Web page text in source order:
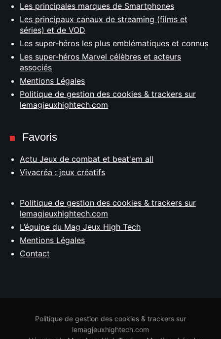
Les principales marques de Smartphones
Les principaux canaux de streaming (films et
séries) et de VOD
Les super-héros les plus emblématiques et connus
Les super-héros Marvel célèbres et acteurs
associés
Mentions Légales
Politique de gestion des cookies & trackers sur
lemagjeuxhightech.com
Favoris
Actu Jeux de combat et beat'em all
Vivacréa : jeux créatifs
Politique de gestion des cookies & trackers sur
lemagjeuxhightech.com
L’équipe du Mag Jeux High Tech
Mentions Légales
Contact
Politique de gestion des cookies & trackers sur
lemagjeuxhightech.com